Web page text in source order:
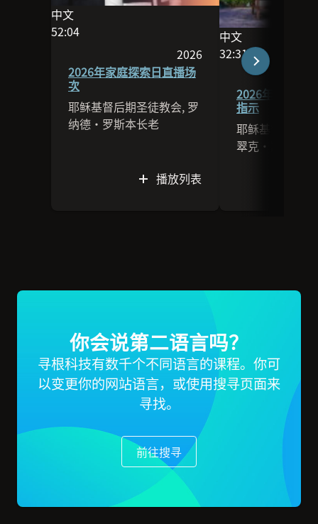
中文
此场次的语言为中文
52:04
2026
本场次于2026发布
2026年家庭探索日直播场
次
耶稣基督后期圣徒教会, 罗
纳德·罗斯本长老
播放列表
中文
此场次的语言为中
32:31
影片长度为32:31
2026年圣殿和
指示
耶稣基督后期
翠克·凯荣长老
你会说第二语言吗？
寻根科技有数千个不同语言的课程。你可
以变更你的网站语言，或使用搜寻页面来
寻找。
前往搜寻